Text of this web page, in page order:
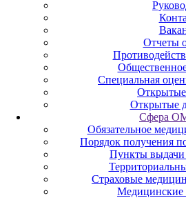
Отчеты
Специальная
Открытые
Открытые
Сфера
Обязательное
Порядок получения
Пункты
Страховые
Медицинские